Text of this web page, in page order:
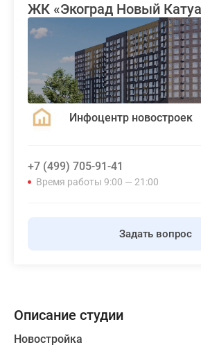
ЖК «Экоград Новый
Инфоцентр новостроек
+7 (499) 705-91-41
Время работы 9:00 — 21:00
Задать вопрос
Описание студии
Новостройка